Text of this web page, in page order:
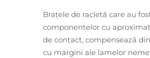
Brațele de racletă care au
componentelor cu
de contact, compensează
cu margini ale lamelor